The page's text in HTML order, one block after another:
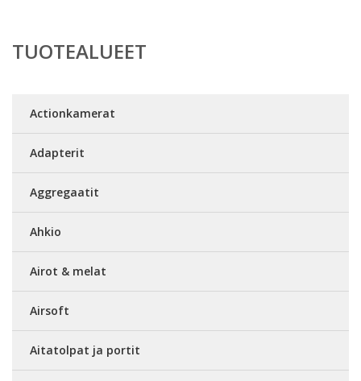
TUOTEALUEET
Actionkamerat
Adapterit
Aggregaatit
Ahkio
Airot & melat
Airsoft
Aitatolpat ja portit